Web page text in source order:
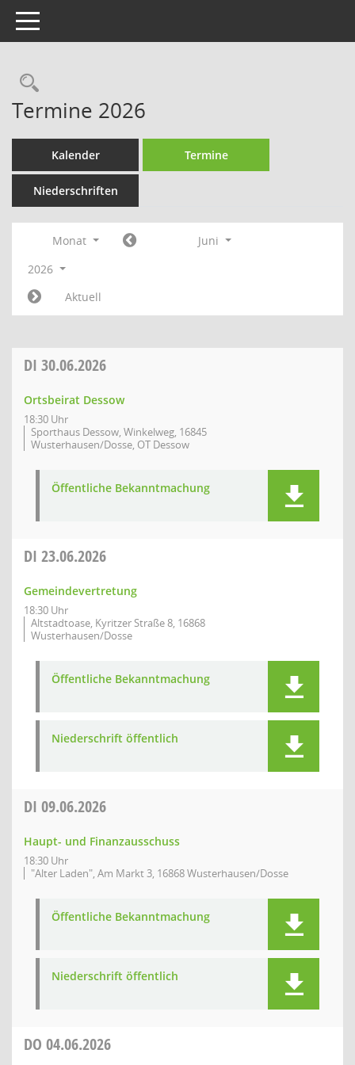
Toggle navigation
Rechercheauswahl
Termine 2026
Kalender Termine
Niederschriften
Monat
Juni
2026
Aktuell
DI 30.06.2026
Ortsbeirat Dessow
18:30 Uhr
Sporthaus Dessow, Winkelweg, 16845
Wusterhausen/Dosse, OT Dessow
Öffentliche Bekanntmachung
DI 23.06.2026
Gemeindevertretung
18:30 Uhr
Altstadtoase, Kyritzer Straße 8, 16868
Wusterhausen/Dosse
Öffentliche Bekanntmachung
Niederschrift öffentlich
DI 09.06.2026
Haupt- und Finanzausschuss
18:30 Uhr
"Alter Laden", Am Markt 3, 16868 Wusterhausen/Dosse
Öffentliche Bekanntmachung
Niederschrift öffentlich
DO 04.06.2026